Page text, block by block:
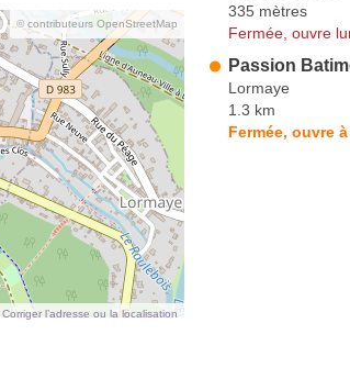
© contributeurs OpenStreetMap
Corriger l’adresse ou la localisation
335 mètres
Fermée, ouvre
Passion
Lormaye
1.3 km
Fermée, ouvre